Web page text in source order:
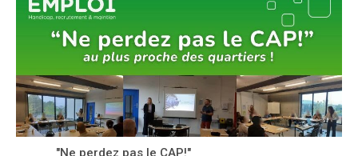
"Ne perdez pas le CAP!"